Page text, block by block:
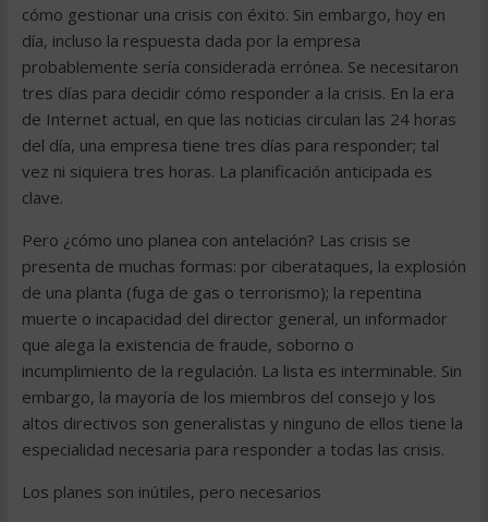
cómo gestionar una crisis con éxito. Sin embargo, hoy en
día, incluso la respuesta dada por la empresa
probablemente sería considerada errónea. Se necesitaron
tres días para decidir cómo responder a la crisis. En la era
de Internet actual, en que las noticias circulan las 24 horas
del día, una empresa tiene tres días para responder; tal
vez ni siquiera tres horas. La planificación anticipada es
clave.
Pero ¿cómo uno planea con antelación? Las crisis se
presenta de muchas formas: por ciberataques, la explosión
de una planta (fuga de gas o terrorismo); la repentina
muerte o incapacidad del director general, un informador
que alega la existencia de fraude, soborno o
incumplimiento de la regulación. La lista es interminable. Sin
embargo, la mayoría de los miembros del consejo y los
altos directivos son generalistas y ninguno de ellos tiene la
especialidad necesaria para responder a todas las crisis.
Los planes son inútiles, pero necesarios